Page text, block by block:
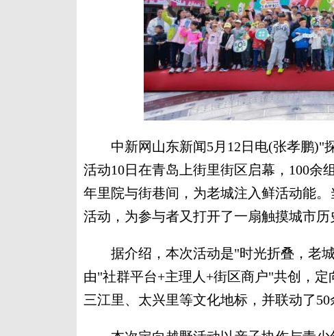
中新网山东新闻5月12日电(张孝鹏)"
活动10日在青岛上街里街区启幕，100余
年里院与街巷间，为老城注入鲜活动能
活动，为参与者又打开了一扇触摸城市历
据介绍，本次活动是"时光折叠，老城
由"社群平台+主理人+街区商户"共创，定
三江里、太兴里等文化地标，并联动了50